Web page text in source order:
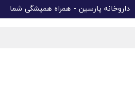
داروخانه پارسین - همراه همیشگی شما